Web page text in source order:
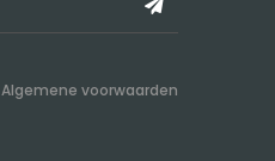
Algemene voorwaarden